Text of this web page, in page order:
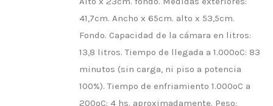
41,7cm. Ancho x 65cm. alto x 53,5cm.
Fondo. Capacidad de la cámara en litros:
13,8 litros. Tiempo de llegada a 1.000ºC: 83
minutos (sin carga, ni piso a potencia
100%). Tiempo de enfriamiento 1.000ºC a
200ºC: 4 hs. aproximadamente. Peso: